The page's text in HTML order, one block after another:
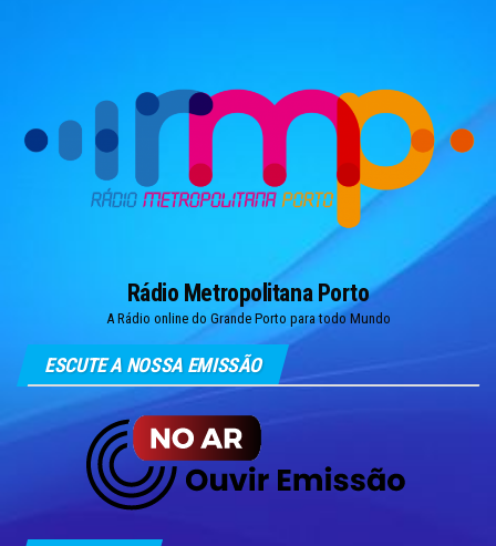
Rádio Metropolitana Porto
A Rádio online do Grande Porto para todo Mundo
ESCUTE A NOSSA EMISSÃO